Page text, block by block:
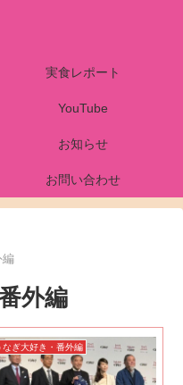
実食レポート
YouTube
お知らせ
お問い合わせ
編
外編
なぎ大好き・番外編